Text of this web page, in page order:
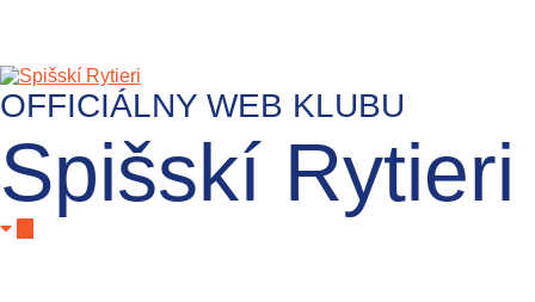
OFFICIÁLNY WEB KLUBU
Spišskí Rytieri